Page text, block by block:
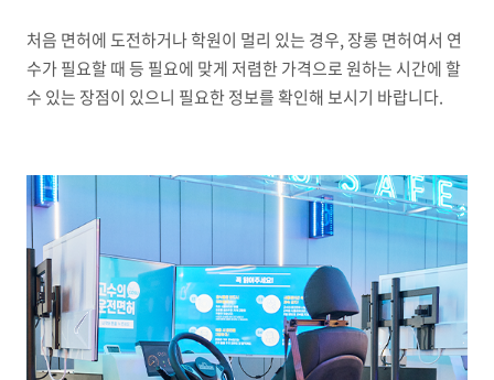
처음 면허에 도전하거나 학원이 멀리 있는 경우, 장롱 면허여서 연
수가 필요할 때 등 필요에 맞게 저렴한 가격으로 원하는 시간에 할
수 있는 장점이 있으니 필요한 정보를 확인해 보시기 바랍니다.